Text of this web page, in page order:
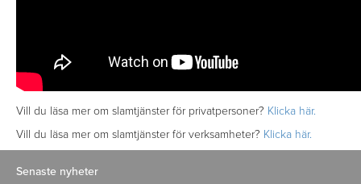
Vill du läsa mer om slamtjänster för privatpersoner? Klicka här.
Vill du läsa mer om slamtjänster för verksamheter? Klicka här.
Senaste nyheter